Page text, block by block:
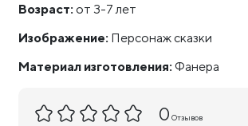
Возраст: от 3-7 лет
Изображение: Персонаж сказки
Материал изготовления: Фанера
0 Отзывов